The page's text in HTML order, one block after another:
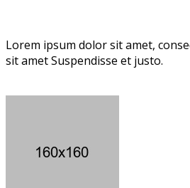
Lorem ipsum dolor sit amet,
sit amet Suspendisse et justo.